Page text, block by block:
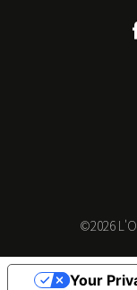
©2026
Your